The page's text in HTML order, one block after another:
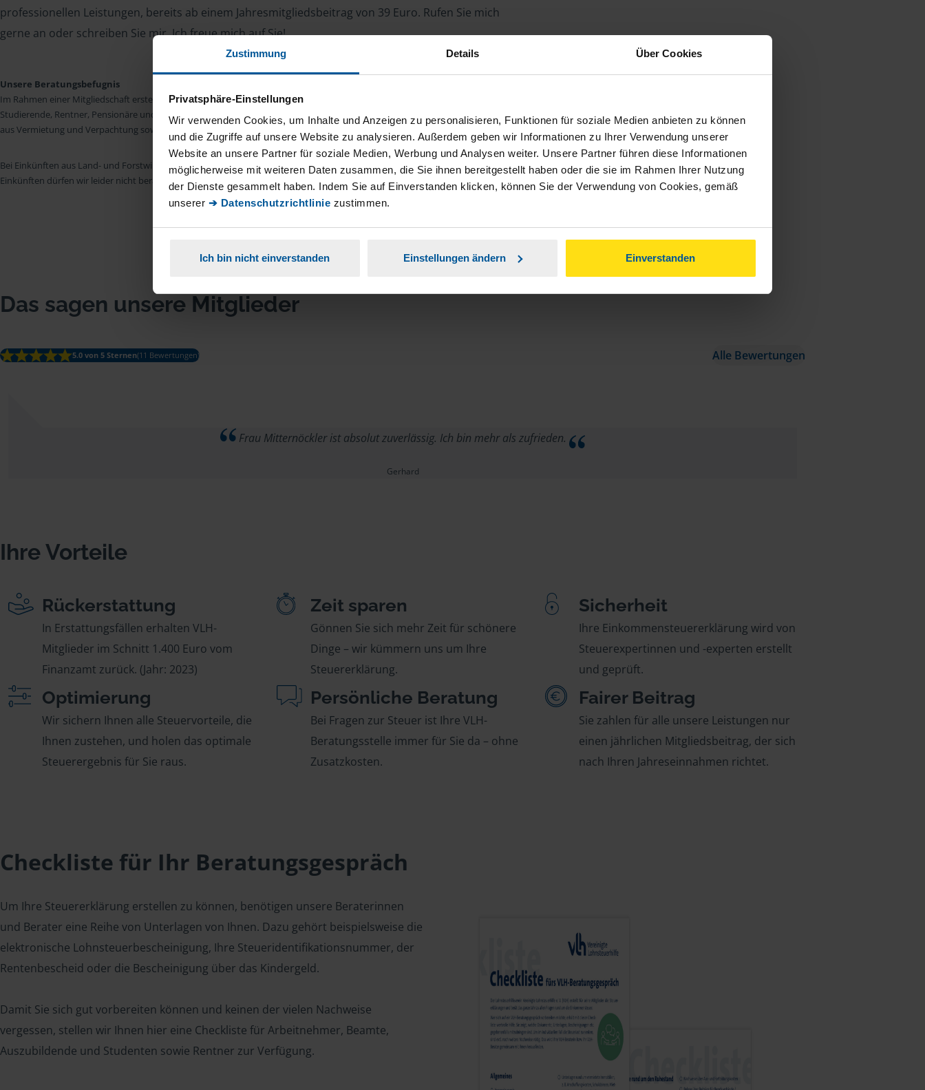
Zustimmung Details Über Cookies
Privatsphäre-Einstellungen
Wir verwenden Cookies, um Inhalte und Anzeigen zu personalisieren, Funktionen für soziale Medien anbieten zu können
und die Zugriffe auf unsere Website zu analysieren. Außerdem geben wir Informationen zu Ihrer Verwendung unserer
Website an unsere Partner für soziale Medien, Werbung und Analysen weiter. Unsere Partner führen diese Informationen
möglicherweise mit weiteren Daten zusammen, die Sie ihnen bereitgestellt haben oder die sie im Rahmen Ihrer Nutzung
der Dienste gesammelt haben. Indem Sie auf Einverstanden klicken, können Sie der Verwendung von Cookies, gemäß
unserer ➔ Datenschutzrichtlinie zustimmen.
Ich bin nicht einverstanden Einstellungen ändern Einverstanden
professionellen Leistungen, bereits ab einem Jahresmitgliedsbeitrag von 39 Euro. Rufen Sie mich
gerne an oder schreiben Sie mir. Ich freue mich auf Sie!
Unsere Beratungsbefugnis
Im Rahmen einer Mitgliedschaft erstellen wir die Einkommensteuererklärung für Arbeitnehmer, Beamte, Auszubildende,
Studierende, Rentner, Pensionäre und Unterhaltsempfänger nach § 4 Nr. 11 Steuerberatungsgesetz (StBerG). Auch bei Einkünften
aus Vermietung und Verpachtung sowie Kapitalerträgen sind wir in vielen Fällen der geeignete Dienstleister für Sie.
Bei Einkünften aus Land- und Forstwirtschaft, aus Gewerbebetrieb, aus selbstständiger Tätigkeit und umsatzsteuerpflichtigen
Einkünften dürfen wir leider nicht beraten.
Das sagen unsere Mitglieder
5.0 von 5 Sternen(11 Bewertungen) Alle Bewertungen
Frau Mitternöckler ist absolut zuverlässig. Ich bin mehr als zufrieden.
Gerhard
Ihre Vorteile
Rückerstattung
In Erstattungsfällen erhalten VLH-
Mitglieder im Schnitt 1.400 Euro vom
Finanzamt zurück. (Jahr: 2023)
Zeit sparen
Gönnen Sie sich mehr Zeit für schönere
Dinge – wir kümmern uns um Ihre
Steuererklärung.
Sicherheit
Ihre Einkommensteuererklärung wird von
Steuerexpertinnen und -experten erstellt
und geprüft.
Optimierung
Wir sichern Ihnen alle Steuervorteile, die
Ihnen zustehen, und holen das optimale
Steuerergebnis für Sie raus.
Persönliche Beratung
Bei Fragen zur Steuer ist Ihre VLH-
Beratungsstelle immer für Sie da – ohne
Zusatzkosten.
Fairer Beitrag
Sie zahlen für alle unsere Leistungen nur
einen jährlichen Mitgliedsbeitrag, der sich
nach Ihren Jahreseinnahmen richtet.
Checkliste für Ihr Beratungsgespräch
Um Ihre Steuererklärung erstellen zu können, benötigen unsere Beraterinnen
und Berater eine Reihe von Unterlagen von Ihnen. Dazu gehört beispielsweise die
elektronische Lohnsteuerbescheinigung, Ihre Steueridentifikationsnummer, der
Rentenbescheid oder die Bescheinigung über das Kindergeld.
Damit Sie sich gut vorbereiten können und keinen der vielen Nachweise
vergessen, stellen wir Ihnen hier eine Checkliste für Arbeitnehmer, Beamte,
Auszubildende und Studenten sowie Rentner zur Verfügung.